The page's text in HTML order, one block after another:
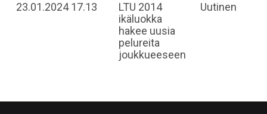
23.01.2024 17.13
LTU 2014
ikäluokka
hakee uusia
pelureita
joukkueeseen
Uutinen